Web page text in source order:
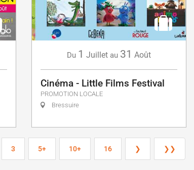
Du 1 Juillet au 31 Août
Cinéma - Little Films Festival
PROMOTION LOCALE
Bressuire
3 5+ 10+ 16 ❯ ❯❯